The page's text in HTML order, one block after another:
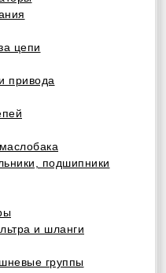
цепи
привода
подшипники
и шланги
группы